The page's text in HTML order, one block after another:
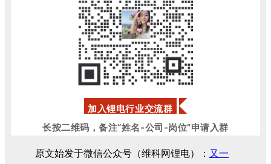
加入锂电行业交流群
长按二维码，备注“姓名-公司-岗位”申请入群
原文始发于微信公众号（维科网锂电）： 又一